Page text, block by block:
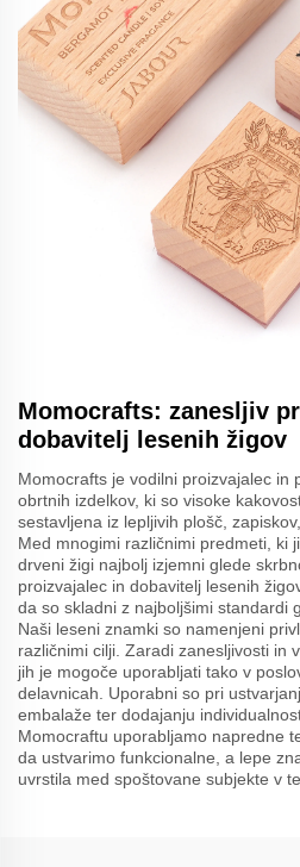
Momocrafts: zanesljiv
dobavitelj lesenih žigov
Momocrafts je vodilni proizvajalec in
obrtnih izdelkov, ki so visoke
sestavljena iz lepljivih plošč,
Med mnogimi različnimi predmeti, ki
drveni žigi najbolj izjemni glede
proizvajalec in dobavitelj lesenih
da so skladni z najboljšimi standardi
Naši leseni znamki so namenjeni
različnimi cilji. Zaradi zanesljivosti in
jih je mogoče uporabljati tako v
delavnicah. Uporabni so pri
embalaže ter dodajanju
Momocraftu uporabljamo napredne
da ustvarimo funkcionalne, a lepe
uvrstila med spoštovane subjekte v